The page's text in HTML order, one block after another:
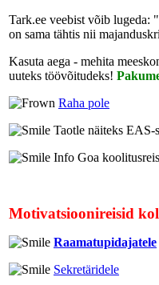
Tark.ee veebist võib lugeda:
on sama tähtis nii
Kasuta aega - mehita
uuteks töövõitudeks!
Raha pole
Taotle näiteks EAS-
Info Goa
Motivatsioonireisid
Raamatupidajatele
Sekretäridele